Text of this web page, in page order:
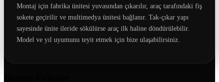
Montaj için fabrika ünitesi yuvasından çıkarılır, araç tarafındaki fiş
sokete geçirilir ve multimedya ünitesi bağlanır. Tak-çıkar yapı
sayesinde ünite ileride sökülürse araç ilk haline döndürülebilir.
Model ve yıl uyumunu teyit etmek için bize ulaşabilirsiniz.